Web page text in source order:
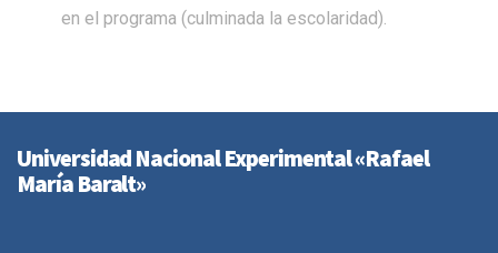
en el programa (culminada la escolaridad).
Universidad Nacional Experimental «Rafael
María Baralt»